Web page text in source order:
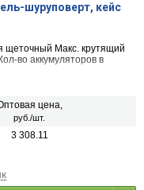
шуруповерт, кейс
щеточный Макс. крутящий
во аккумуляторов в
цена,
руб./шт.
3 308.11